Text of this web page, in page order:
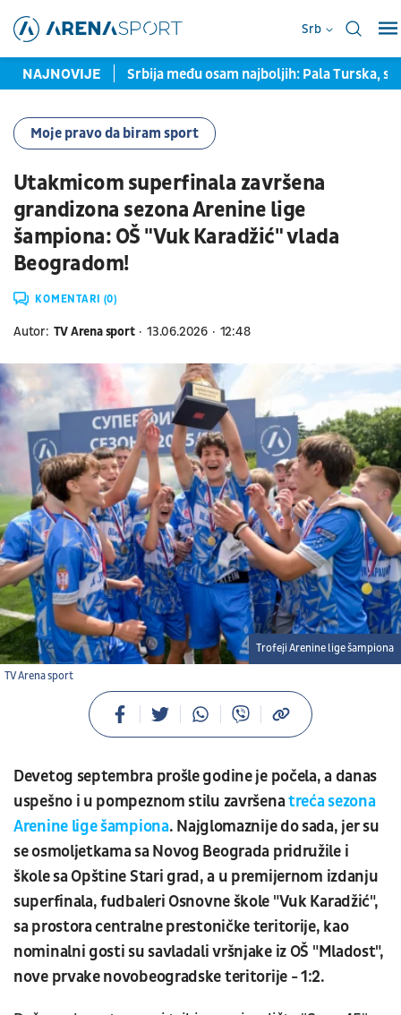
Srb
NAJNOVIJE
Srbina Srbija među osam najboljih: Pala Turska,
Moje pravo da biram sport
Utakmicom superfinala završena
grandizona sezona Arenine lige
šampiona: OŠ "Vuk Karadžić" vlada
Beogradom!
KOMENTARI (0)
Autor: TV Arena sport 13.06.2026 12:48
TV Arena sport
Trofeji Arenine lige šampiona
Devetog septembra prošle godine je počela, a danas
uspešno i u pompeznom stilu završenatreća sezona
Arenine lige šampiona. Najglomaznije do sada, jer su
se osmoljetkama sa Novog Beograda pridružile i
škole sa Opštine Stari grad, a u premijernom izdanju
superfinala, fudbaleri Osnovne škole "Vuk Karadžić",
sa prostora centralne prestoničke teritorije, kao
nominalni gosti su savladali vršnjake iz OŠ "Mladost",
nove prvake novobeogradske teritorije - 1:2.